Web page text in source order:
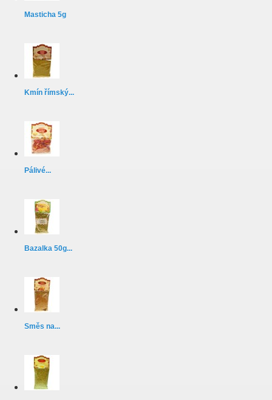
Masticha 5g
Kmín římský...
Pálivé...
Bazalka 50g...
Směs na...